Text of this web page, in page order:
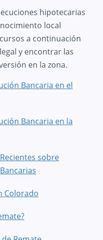
hipotecarias
local
a continuación
y encontrar las
en la zona.
Bancaria en el
Bancaria en la
sobre
Colorado